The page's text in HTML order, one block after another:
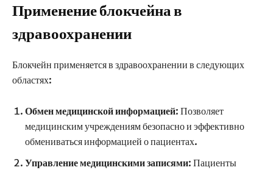
Применение блокчейна в
здравоохранении
Блокчейн применяется в здравоохранении в следующих
областях:
Обмен медицинской информацией: Позволяет
медицинским учреждениям безопасно и эффективно
обмениваться информацией о пациентах.
Управление медицинскими записями: Пациенты